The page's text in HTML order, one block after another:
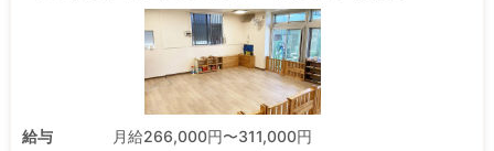
給与
月給266,000円〜311,000円